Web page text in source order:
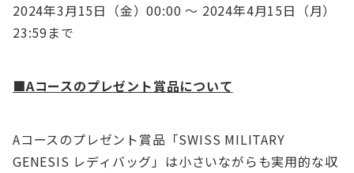
2024年3月15日（金）00:00 〜 2024年4月15日（月）
23:59まで
■Aコースのプレゼント賞品について
Aコースのプレゼント賞品「SWISS MILITARY
GENESIS レディバッグ」は小さいながらも実用的な収